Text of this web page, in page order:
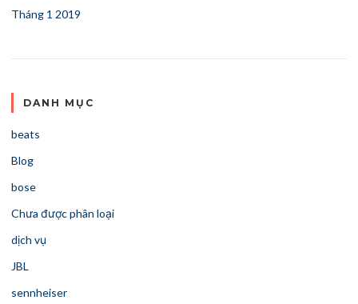
Tháng 1 2019
DANH MỤC
beats
Blog
bose
Chưa được phân loại
dịch vụ
JBL
sennheiser